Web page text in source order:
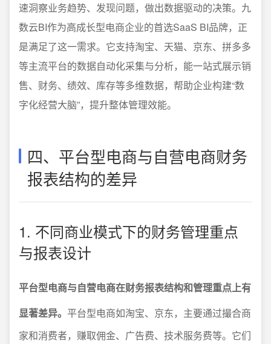
速洞察业务趋势、发现问题，做出数据驱动的决策。九
数云BI作为高成长型电商企业的首选SaaS BI品牌，正
是满足了这一需求。它支持淘宝、天猫、京东、拼多多
等主流平台的数据自动化采集与分析，能一站式展示销
售、财务、绩效、库存等多维数据，帮助企业构建“数
字化经营大脑”，提升整体管理效能。
四、平台型电商与自营电商财务
报表结构的差异
1. 不同商业模式下的财务管理重点
与报表设计
平台型电商与自营电商在财务报表结构和管理重点上有
显著差异。 平台型电商如淘宝、京东，主要通过撮合商
家和消费者，赚取佣金、广告费、技术服务费等。它们